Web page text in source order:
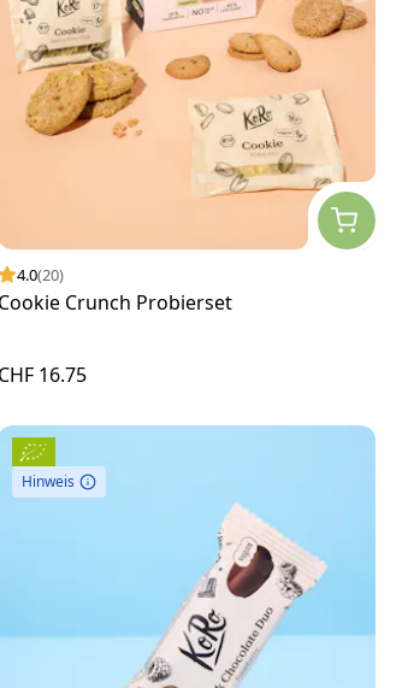
4.0(20)
Cookie Crunch Probierset
CHF 16.75
Hinweis